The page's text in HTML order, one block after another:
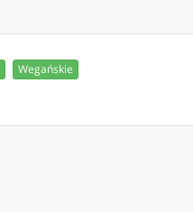
Wegańskie